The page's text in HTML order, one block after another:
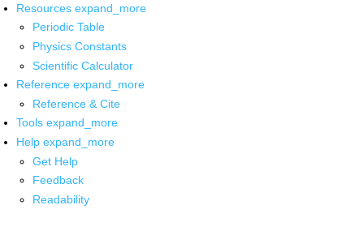
Resources expand_more
Periodic Table
Physics Constants
Scientific Calculator
Reference expand_more
Reference & Cite
Tools expand_more
Help expand_more
Get Help
Feedback
Readability